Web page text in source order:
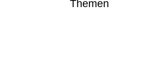
Themen